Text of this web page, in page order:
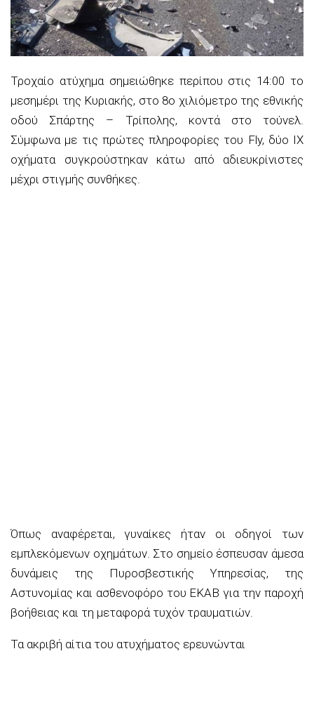
Τροχαίο ατύχημα σημειώθηκε περίπου στις 14:00 το
μεσημέρι της Κυριακής, στο 8ο χιλιόμετρο της εθνικής
οδού Σπάρτης – Τρίπολης, κοντά στο τούνελ.
Σύμφωνα με τις πρώτες πληροφορίες του Fly, δύο ΙΧ
οχήματα συγκρούστηκαν κάτω από αδιευκρίνιστες
μέχρι στιγμής συνθήκες.
Όπως αναφέρεται, γυναίκες ήταν οι οδηγοί των
εμπλεκόμενων οχημάτων. Στο σημείο έσπευσαν άμεσα
δυνάμεις της Πυροσβεστικής Υπηρεσίας, της
Αστυνομίας και ασθενοφόρο του ΕΚΑΒ για την παροχή
βοήθειας και τη μεταφορά τυχόν τραυματιών.
Τα ακριβή αίτια του ατυχήματος ερευνώνται